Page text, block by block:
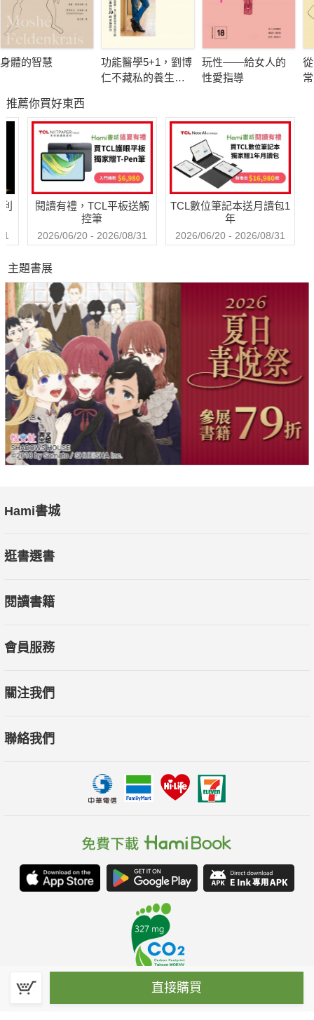
身體的智慧
功能醫學5+1，劉博
仁不藏私的養生祕
玩性――給女人的
性愛指導
推薦你買好東西
閱讀有禮，TCL平板送觸
控筆
2026/06/20 - 2026/08/31
TCL數位筆記本送月讀包1
年
2026/06/20 - 2026/08/31
直接購買
主題書展
Hami書城
逛書選書
閱讀書籍
會員服務
關注我們
聯絡我們